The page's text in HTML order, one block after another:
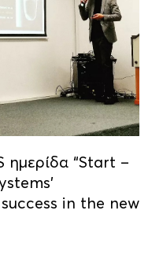
ημερίδα “Start –
in the new